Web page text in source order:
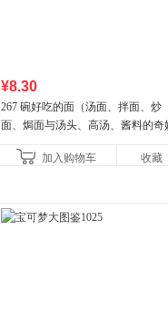
¥8.30
267 碗好吃的面（汤面、拌面、炒
面、焗面与汤头、高汤、酱料的奇
妙滋味！令人无法抗拒的
加入购物车 收藏